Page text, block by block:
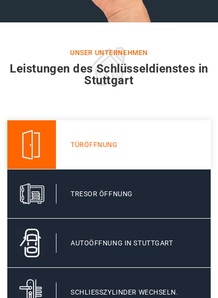
UNSER UNTERNEHMEN
Leistungen des Schlüsseldienstes in
Stuttgart
TÜRÖFFNUNG
TRESOR ÖFFNUNG
AUTOÖFFNUNG IN STUTTGART
SCHLIESSZYLINDER WECHSELN.